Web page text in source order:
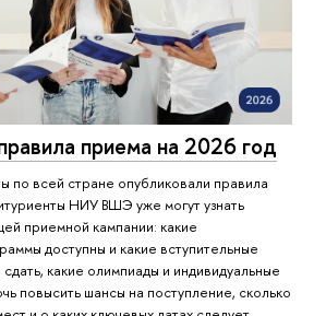
приема на 2026 год
по всей стране опубликовали правила
НИУ ВШЭ уже могут узнать
приемной кампании: какие
доступны и какие вступительные
какие олимпиады и индивидуальные
повысить шансы на поступление, сколько